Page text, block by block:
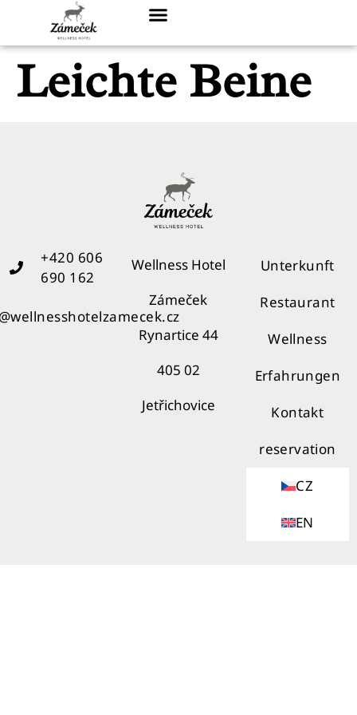
Leichte Beine
Wellness Hotel
Zámeček
Rynartice 44
405 02
Jetřichovice
Unterkunft
Restaurant
Wellness
Erfahrungen
Kontakt
reservation
CZ
EN
+420 606
690 162